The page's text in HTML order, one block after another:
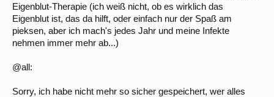
Eigenblut-Therapie (ich weiß nicht, ob es wirklich das
Eigenblut ist, das da hilft, oder einfach nur der Spaß am
pieksen, aber ich mach's jedes Jahr und meine Infekte
nehmen immer mehr ab...)
@all:
Sorry, ich habe nicht mehr so sicher gespeichert, wer alles